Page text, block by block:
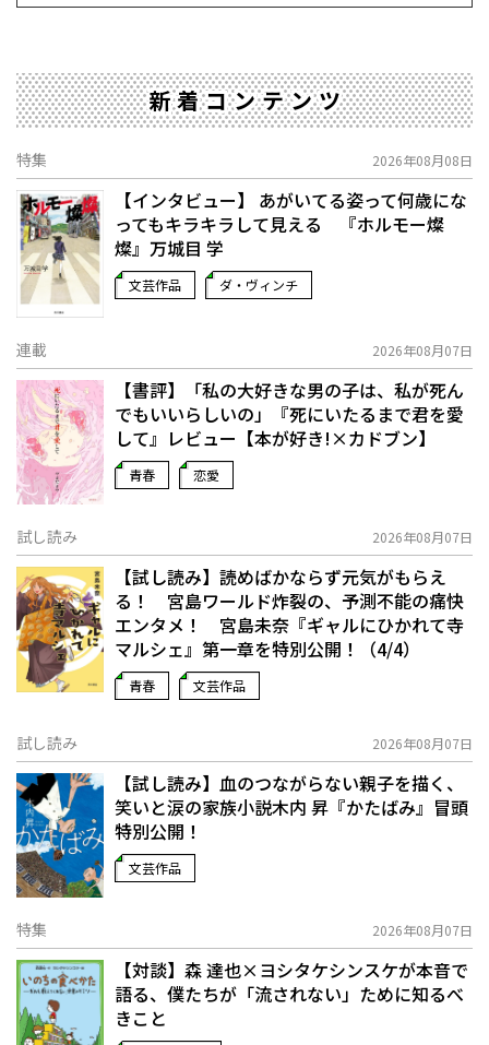
新着コンテンツ
特集 2026年08月08日
【インタビュー】 あがいてる姿って何歳にな
ってもキラキラして見える 『ホルモー燦
燦』万城目 学
文芸作品 ダ・ヴィンチ
連載 2026年08月07日
【書評】「私の大好きな男の子は、私が死ん
でもいいらしいの」――『死にいたるまで君を愛
して』レビュー【本が好き!×カドブン】
青春 恋愛
試し読み 2026年08月07日
【試し読み】読めばかならず元気がもらえ
る！ 宮島ワールド炸裂の、予測不能の痛快
エンタメ！ 宮島未奈『ギャルにひかれて寺
マルシェ』第一章を特別公開！（4/4）
青春 文芸作品
試し読み 2026年08月07日
【試し読み】血のつながらない親子を描く、
笑いと涙の家族小説――木内 昇『かたばみ』冒頭
特別公開！
文芸作品
特集 2026年08月07日
【対談】森 達也×ヨシタケシンスケが本音で
語る、僕たちが「流されない」ために知るべ
きこと